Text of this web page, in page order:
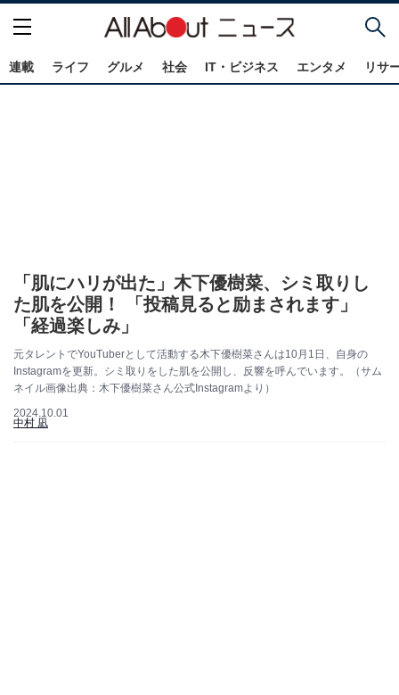
連載 ライフ グルメ 社会 IT・ビジネス エンタメ リサ
「肌にハリが出た」木下優樹菜、シミ取りし
た肌を公開！ 「投稿見ると励まされます」
「経過楽しみ」
元タレントでYouTuberとして活動する木下優樹菜さんは10月1日、自身の
Instagramを更新。シミ取りをした肌を公開し、反響を呼んでいます。（サム
ネイル画像出典：木下優樹菜さん公式Instagramより）
2024.10.01
中村 凪